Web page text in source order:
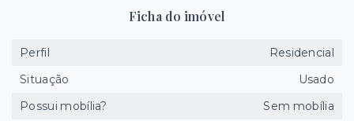
Ficha do imóvel
Perfil
Residencial
Situação
Usado
Possui mobília?
Sem mobília